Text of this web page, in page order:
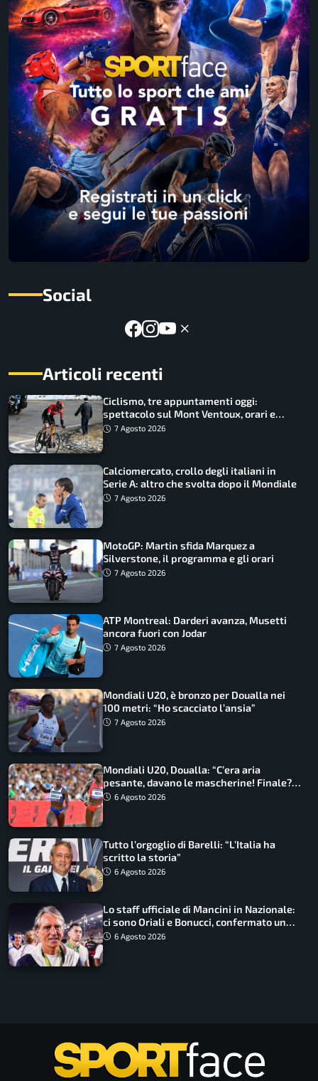
Social
Articoli recenti
Ciclismo, tre appuntamenti oggi:
spettacolo sul Mont Ventoux, orari e
come vederli
7 Agosto 2026
Calciomercato, crollo degli italiani in
Serie A: altro che svolta dopo il Mondiale
7 Agosto 2026
MotoGP: Martin sfida Marquez a
Silverstone, il programma e gli orari
7 Agosto 2026
ATP Montreal: Darderi avanza, Musetti
ancora fuori con Jodar
7 Agosto 2026
Mondiali U20, è bronzo per Doualla nei
100 metri: “Ho scacciato l’ansia”
7 Agosto 2026
Mondiali U20, Doualla: “C’era aria
pesante, davano le mascherine! Finale?
Non ho nulla da perdere”
6 Agosto 2026
Tutto l’orgoglio di Barelli: “L’Italia ha
scritto la storia”
6 Agosto 2026
Lo staff ufficiale di Mancini in Nazionale:
ci sono Oriali e Bonucci, confermato un
ritorno
6 Agosto 2026